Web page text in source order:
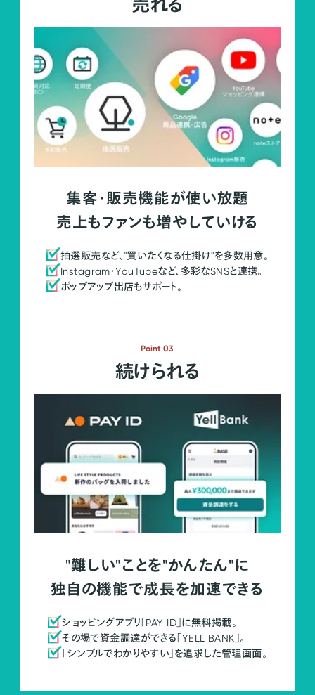
売れる
集客・販売機能が使い放題
売上もファンも増やしていける
抽選販売など、"買いたくなる仕掛け"を多数用意。
Instagram・YouTubeなど、多彩なSNSと連携。
ポップアップ出店もサポート。
Point 03
続けられる
"難しい"ことを"かんたん"に
独自の機能で成長を加速できる
ショッピングアプリ「PAY ID」に無料掲載。
その場で資金調達ができる「YELL BANK」。
「シンプルでわかりやすい」を追求した管理画面。